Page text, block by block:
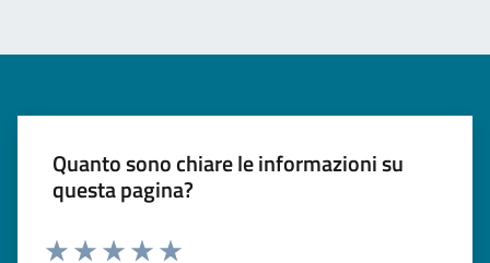
Quanto sono chiare le informazioni su
questa pagina?